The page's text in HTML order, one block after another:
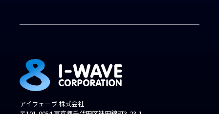
アイウェーヴ 株式会社